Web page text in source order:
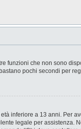
funzioni che non sono
pochi secondi per
inferiore a 13 anni. Per
legale per assistenza.